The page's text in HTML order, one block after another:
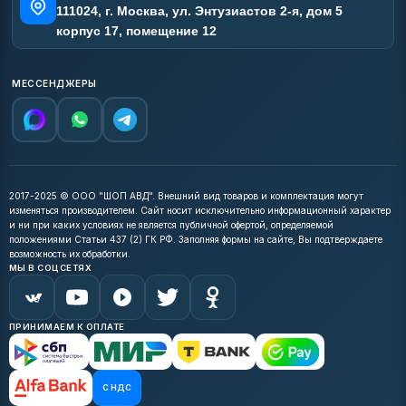
111024, г. Москва, ул. Энтузиастов 2-я, дом 5
корпус 17, помещение 12
МЕССЕНДЖЕРЫ
2017-2025 © ООО "ШОП АВД". Внешний вид товаров и комплектация могут
изменяться производителем. Сайт носит исключительно информационный характер
и ни при каких условиях не является публичной офертой, определяемой
положениями Статьи 437 (2) ГК РФ. Заполняя формы на сайте, Вы подтверждаете
возможность их обработки.
МЫ В СОЦСЕТЯХ
ПРИНИМАЕМ К ОПЛАТЕ
С НДС